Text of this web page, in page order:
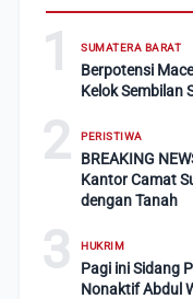
1 SUMATERA BARAT
Berpotensi
Kelok Sembilan
2 PERISTIWA
BREAKING
Kantor Camat
dengan Tanah
3 HUKRIM
Pagi ini Sidang
Nonaktif Abdul